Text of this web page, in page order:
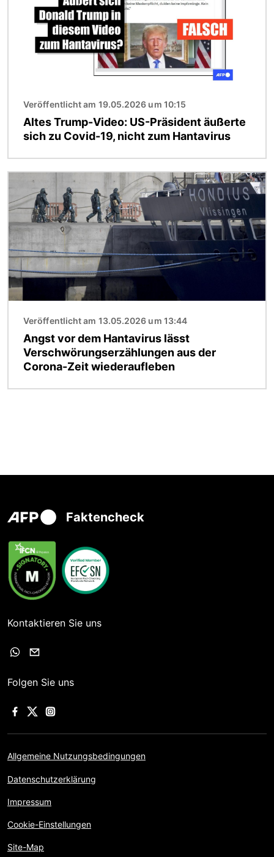
Veröffentlicht am 19.05.2026 um 10:15
Altes Trump-Video: US-Präsident äußerte
sich zu Covid-19, nicht zum Hantavirus
Veröffentlicht am 13.05.2026 um 13:44
Angst vor dem Hantavirus lässt
Verschwörungserzählungen aus der
Corona-Zeit wiederaufleben
Faktencheck
Kontaktieren Sie uns
Folgen Sie uns
Allgemeine Nutzungsbedingungen
Datenschutzerklärung
Impressum
Cookie-Einstellungen
Site-Map